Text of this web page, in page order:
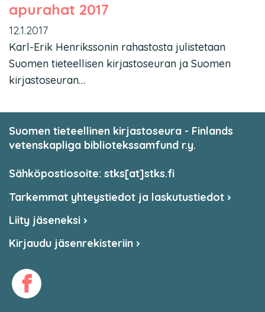
apurahat 2017
12.1.2017
Karl-Erik Henrikssonin rahastosta julistetaan
Suomen tieteellisen kirjastoseuran ja Suomen
kirjastoseuran…
Suomen tieteellinen kirjastoseura - Finlands
vetenskapliga bibliotekssamfund r.y.
Sähköpostiosoite: stks[at]stks.fi
Tarkemmat yhteystiedot ja laskutustiedot
Liity jäseneksi
Kirjaudu jäsenrekisteriin